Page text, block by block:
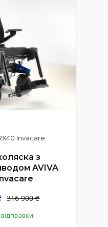
Invacare
з
AVIVA
316 900 ₴